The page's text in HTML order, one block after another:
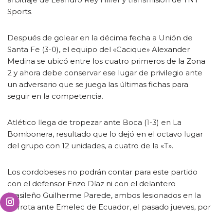
Sports.
Después de golear en la décima fecha a Unión de
Santa Fe (3-0), el equipo del «Cacique» Alexander
Medina se ubicó entre los cuatro primeros de la Zona
2 y ahora debe conservar ese lugar de privilegio ante
un adversario que se juega las últimas fichas para
seguir en la competencia.
Atlético llega de tropezar ante Boca (1-3) en La
Bombonera, resultado que lo dejó en el octavo lugar
del grupo con 12 unidades, a cuatro de la «T».
Los cordobeses no podrán contar para este partido
con el defensor Enzo Díaz ni con el delantero
brasileño Guilherme Parede, ambos lesionados en la
derrota ante Emelec de Ecuador, el pasado jueves, por